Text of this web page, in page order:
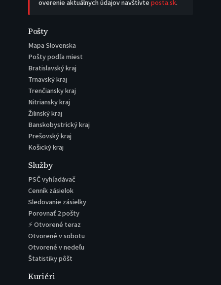
overenie aktuálnych údajov navštívteposta.sk.
Pošty
Mapa Slovenska
Pošty podľa miest
Bratislavský kraj
Trnavský kraj
Trenčiansky kraj
Nitriansky kraj
Žilinský kraj
Banskobystrický kraj
Prešovský kraj
Košický kraj
Služby
PSČ vyhľadávač
Cenník zásielok
Sledovanie zásielky
Porovnať 2 pošty
⚡ Otvorené teraz
Otvorené v sobotu
Otvorené v nedeľu
Štatistiky pôšt
Kuriéri